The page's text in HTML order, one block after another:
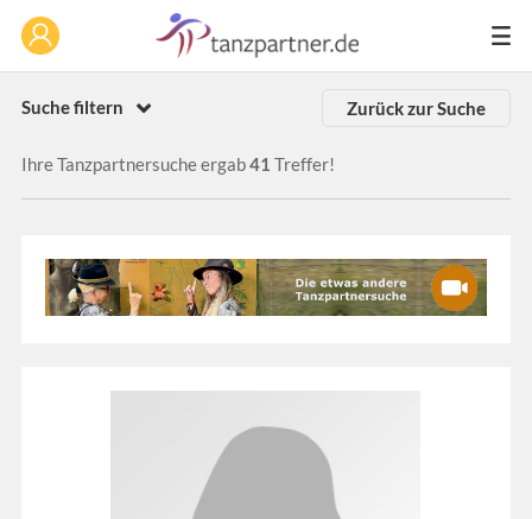
Suche filtern Zurück zur Suche
Ihre Tanzpartnersuche ergab41 Treffer!